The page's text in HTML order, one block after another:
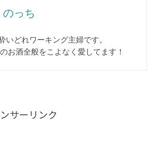
のっち
いどれワーキング主婦です。
お酒全般をこよなく愛してます︎！
サーリンク